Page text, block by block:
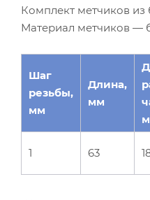
Комплект метчиков из
Материал метчиков —
Шаг
резьбы,
мм
Длина,
мм
1 63